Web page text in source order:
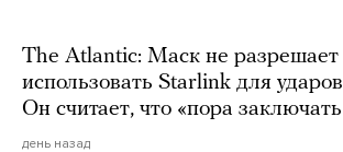
The Atlantic: Маск не разрешает
использовать Starlink для
Он считает, что «пора
день назад